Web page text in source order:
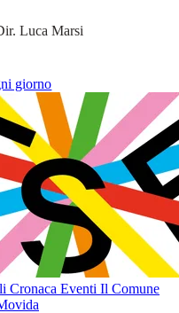
Luca Marsi
giorno
Cronaca Eventi Il Comune